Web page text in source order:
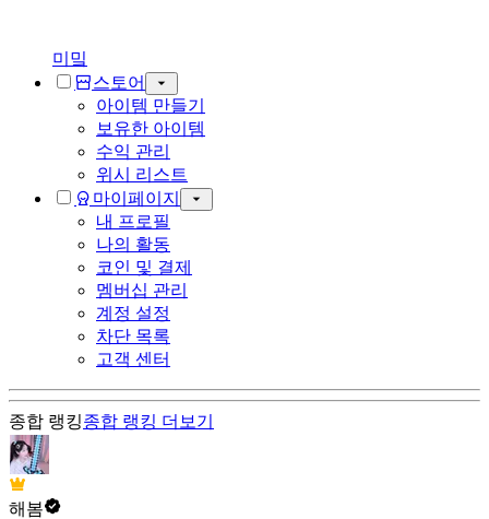
미밐
스토어
아이템 만들기
보유한 아이템
수익 관리
위시 리스트
마이페이지
내 프로필
나의 활동
코인 및 결제
멤버십 관리
계정 설정
차단 목록
고객 센터
종합 랭킹종합 랭킹 더보기
해봄